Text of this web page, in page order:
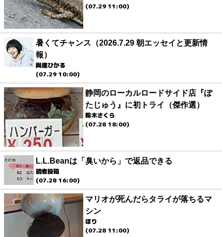
(07.29 11:00)
暑くてチャンス（2026.7.29 朝エッセイと更新情
報）
與座ひかる
(07.29 10:00)
静岡のローカルロードサイド店『ぽ
たじゅう』に初トライ（傑作選）
鈴木さくら
(07.28 18:00)
L.L.Beanは「臭いから」で返品できる
読者投稿
(07.28 16:00)
マリオが死んだらタライが落ちるマ
シン
ほり
(07.28 11:00)